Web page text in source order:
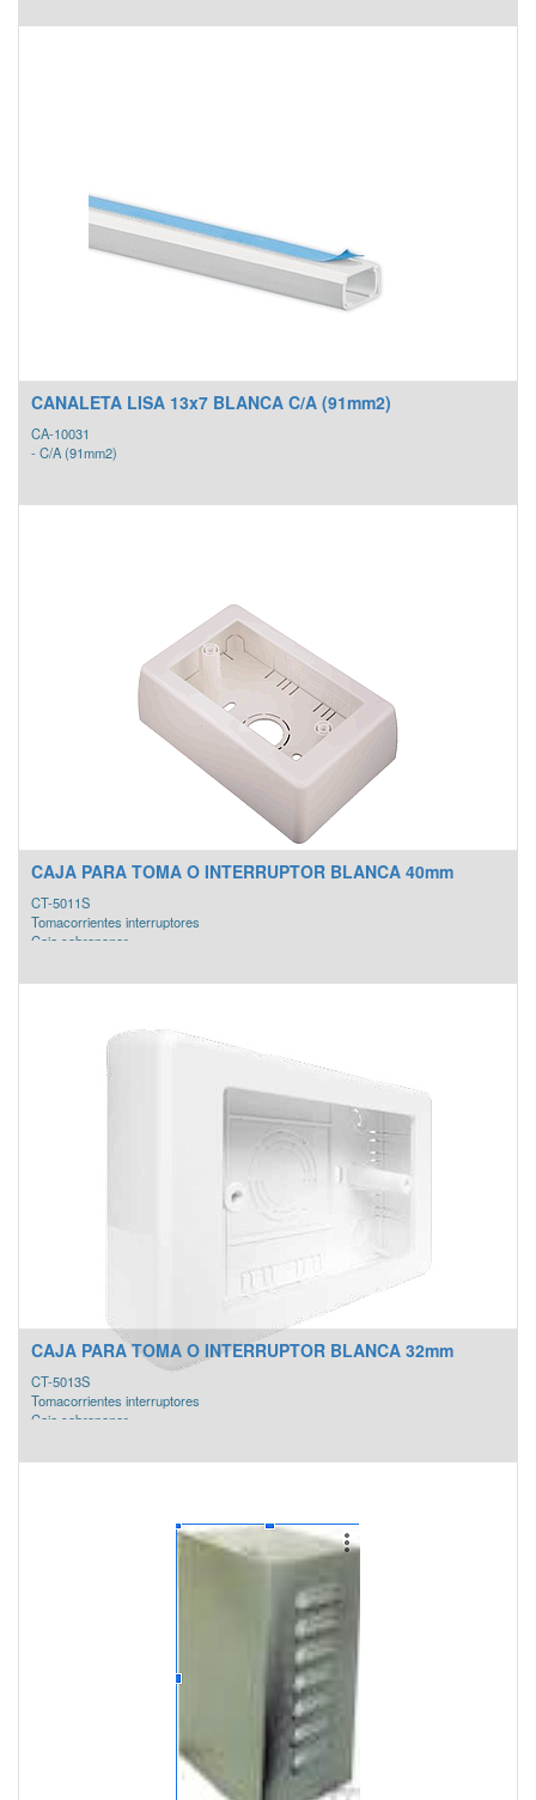
CANALETA LISA 13x7 BLANCA C/A (91mm2)
CA-10031
- C/A (91mm2)
CAJA PARA TOMA O INTERRUPTOR BLANCA 40mm
CT-5011S
Tomacorrientes interruptores
Caja sobreponer
CAJA PARA TOMA O INTERRUPTOR BLANCA 32mm
CT-5013S
Tomacorrientes interruptores
Caja sobreponer